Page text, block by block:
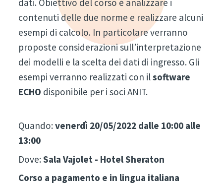
dati. Obiettivo del corso è analizzare i
contenuti delle due norme e realizzare alcuni
esempi di calcolo. In particolare verranno
proposte considerazioni sull’interpretazione
dei modelli e la scelta dei dati di ingresso. Gli
esempi verranno realizzati con ilsoftware
ECHO disponibile per i soci ANIT.
Quando:venerdì 20/05/2022 dalle 10:00 alle
13:00
Dove:Sala Vajolet - Hotel Sheraton
Corso a pagamento e in lingua italiana